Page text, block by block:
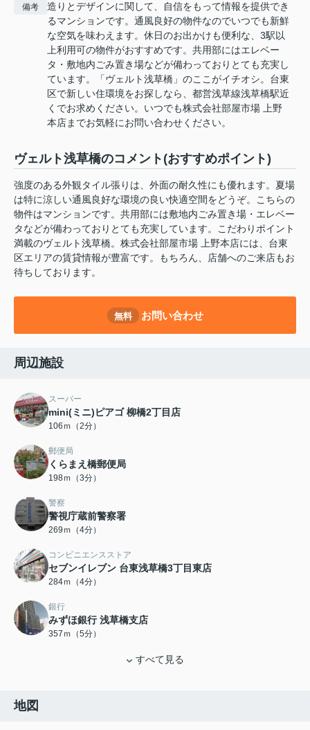
備考
造りとデザインに関して、自信をもって情報を提供でき
るマンションです。通風良好の物件なのでいつでも新鮮
な空気を味わえます。休日のお出かけも便利な、3駅以
上利用可の物件がおすすめです。共用部にはエレベー
タ・敷地内ごみ置き場などが備わっておりとても充実し
ています。「ヴェルト浅草橋」のここがイチオシ。台東
区で新しい住環境をお探しなら、都営浅草線浅草橋駅近
くでお求めください。いつでも株式会社部屋市場 上野
本店までお気軽にお問い合わせください。
ヴェルト浅草橋のコメント(おすすめポイント)
強度のある外観タイル張りは、外面の耐久性にも優れます。夏場
は特に涼しい通風良好な環境の良い快適空間をどうぞ。こちらの
物件はマンションです。共用部には敷地内ごみ置き場・エレベー
タなどが備わっておりとても充実しています。こだわりポイント
満載のヴェルト浅草橋。株式会社部屋市場 上野本店には、台東
区エリアの賃貸情報が豊富です。もちろん、店舗へのご来店もお
待ちしております。
無料 お問い合わせ
周辺施設
スーパー
mini(ミニ)ピアゴ 柳橋2丁目店
106ｍ（2分）
郵便局
くらまえ橋郵便局
198ｍ（3分）
警察
警視庁蔵前警察署
269ｍ（4分）
コンビニエンスストア
セブンイレブン 台東浅草橋3丁目東店
284ｍ（4分）
銀行
みずほ銀行 浅草橋支店
357ｍ（5分）
すべて見る
地図